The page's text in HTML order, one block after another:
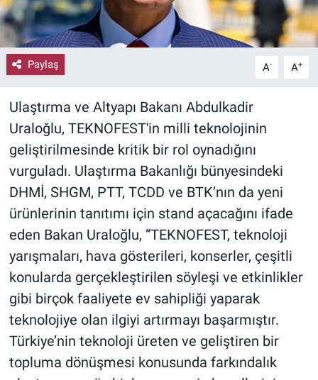
Paylaş A- A+
Ulaştırma ve Altyapı Bakanı Abdulkadir
Uraloğlu, TEKNOFEST'in milli teknolojinin
geliştirilmesinde kritik bir rol oynadığını
vurguladı. Ulaştırma Bakanlığı bünyesindeki
DHMİ, SHGM, PTT, TCDD ve BTK’nın da yeni
ürünlerinin tanıtımı için stand açacağını ifade
eden Bakan Uraloğlu, “TEKNOFEST, teknoloji
yarışmaları, hava gösterileri, konserler, çeşitli
konularda gerçekleştirilen söyleşi ve etkinlikler
gibi birçok faaliyete ev sahipliği yaparak
teknolojiye olan ilgiyi artırmayı başarmıştır.
Türkiye’nin teknoloji üreten ve geliştiren bir
topluma dönüşmesi konusunda farkındalık